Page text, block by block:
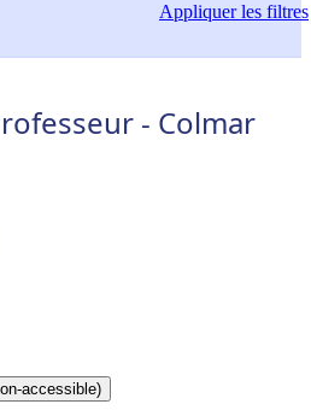
Appliquerles filtres
- Colmar
accessible)